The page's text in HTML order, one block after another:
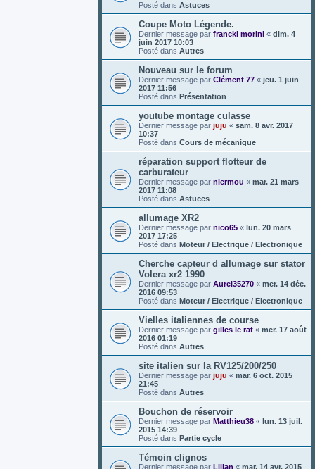
Posté dans Astuces
Coupe Moto Légende.
Dernier message par francki morini « dim. 4
juin 2017 10:03
Posté dans Autres
Nouveau sur le forum
Dernier message par Clément 77 « jeu. 1 juin
2017 11:56
Posté dans Présentation
youtube montage culasse
Dernier message par juju « sam. 8 avr. 2017
10:37
Posté dans Cours de mécanique
réparation support flotteur de
carburateur
Dernier message par niermou « mar. 21 mars
2017 11:08
Posté dans Astuces
allumage XR2
Dernier message par nico65 « lun. 20 mars
2017 17:25
Posté dans Moteur / Electrique / Electronique
Cherche capteur d allumage sur stator
Volera xr2 1990
Dernier message par Aurel35270 « mer. 14 déc.
2016 09:53
Posté dans Moteur / Electrique / Electronique
Vielles italiennes de course
Dernier message par gilles le rat « mer. 17 août
2016 01:19
Posté dans Autres
site italien sur la RV125/200/250
Dernier message par juju « mar. 6 oct. 2015
21:45
Posté dans Autres
Bouchon de réservoir
Dernier message par Matthieu38 « lun. 13 juil.
2015 14:39
Posté dans Partie cycle
Témoin clignos
Dernier message par Lilian « mar. 14 avr. 2015